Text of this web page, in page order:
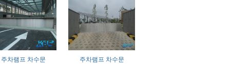
주차램프 차수문 주차램프 차수문